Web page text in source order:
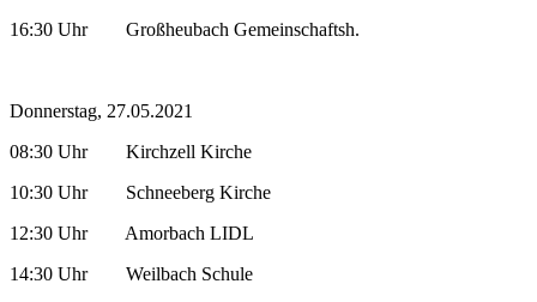
16:30 Uhr Großheubach Gemeinschaftsh.
Donnerstag, 27.05.2021
08:30 Uhr Kirchzell Kirche
10:30 Uhr Schneeberg Kirche
12:30 Uhr Amorbach LIDL
14:30 Uhr Weilbach Schule